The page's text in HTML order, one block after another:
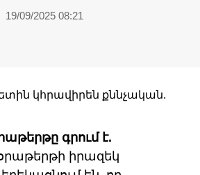
19/09/2025 08:21
գրում է.
իրազեկ